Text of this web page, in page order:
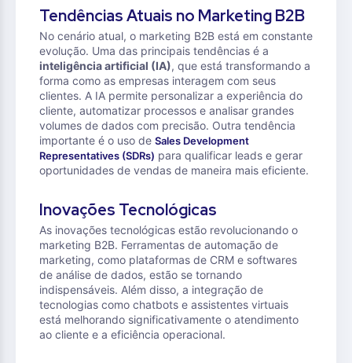
Tendências Atuais no Marketing B2B
No cenário atual, o marketing B2B está em constante
evolução. Uma das principais tendências é a
inteligência artificial (IA), que está transformando a
forma como as empresas interagem com seus
clientes. A IA permite personalizar a experiência do
cliente, automatizar processos e analisar grandes
volumes de dados com precisão. Outra tendência
importante é o uso de Sales Development
Representatives (SDRs) para qualificar leads e gerar
oportunidades de vendas de maneira mais eficiente.
Inovações Tecnológicas
As inovações tecnológicas estão revolucionando o
marketing B2B. Ferramentas de automação de
marketing, como plataformas de CRM e softwares
de análise de dados, estão se tornando
indispensáveis. Além disso, a integração de
tecnologias como chatbots e assistentes virtuais
está melhorando significativamente o atendimento
ao cliente e a eficiência operacional.